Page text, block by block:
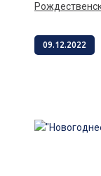
09.12.2022